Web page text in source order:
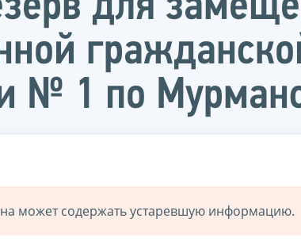
№ 1 по
может содержать устаревшую информацию.